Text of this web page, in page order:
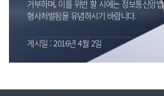
거부하며, 이를 위반 할 시에는 정보통신망
형사처벌됨을 유념하시기 바랍니다.
게시일 : 2016년 4월 2일